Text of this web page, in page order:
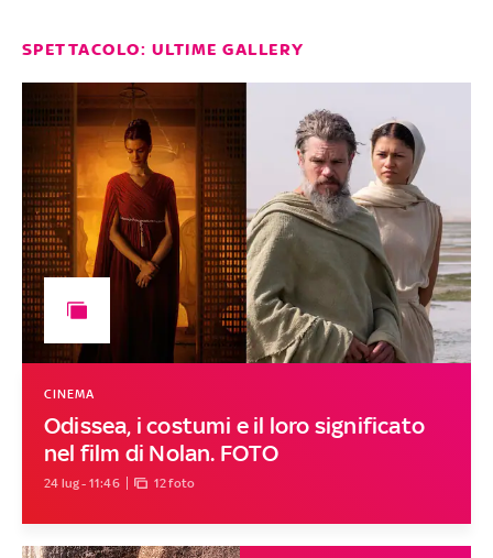
SPETTACOLO: ULTIME GALLERY
Odissea, i costumi e il loro significato
nel film di Nolan. FOTO
CINEMA
24 lug - 11:46 12 foto